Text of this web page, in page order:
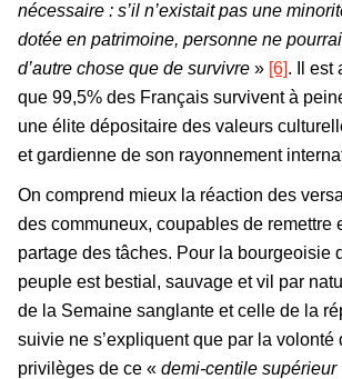
nécessaire : s’il n’existait pas une
dotée en patrimoine, personne ne
d’autre chose que de survivre » [6]. Il est
que 99,5% des Français survivent à
une élite dépositaire des valeurs
et gardienne de son rayonnement
On comprend mieux la réaction des
des communeux, coupables de remettre
partage des tâches. Pour la bourgeoisie
peuple est bestial, sauvage et vil par
de la Semaine sanglante et celle de la
suivie ne s’expliquent que par la volonté
privilèges de ce « demi-centile supérieur